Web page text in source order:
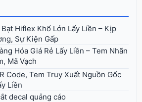
Hiflex Khổ Lớn Lấy Liền – Kịp
Sự Kiện Gấp
Hóa Giá Rẻ Lấy Liền – Tem Nhãn
Mã Vạch
Code, Tem Truy Xuất Nguồn Gốc
Liền
decal quảng cáo